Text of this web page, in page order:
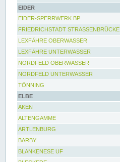
EIDER
EIDER-SPERRWERK BP
FRIEDRICHSTADT STRASSENBRÜCKE
LEXFÄHRE OBERWASSER
LEXFÄHRE UNTERWASSER
NORDFELD OBERWASSER
NORDFELD UNTERWASSER
TÖNNING
ELBE
AKEN
ALTENGAMME
ARTLENBURG
BARBY
BLANKENESE UF